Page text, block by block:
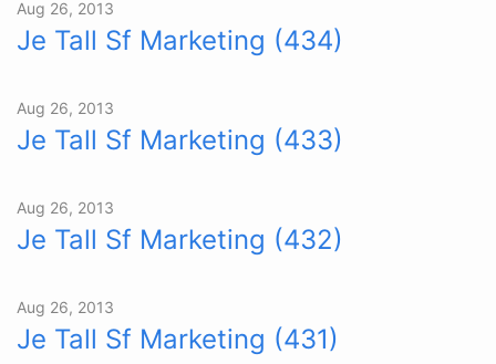
Aug 26, 2013
Je Tall Sf Marketing (434)
Aug 26, 2013
Je Tall Sf Marketing (433)
Aug 26, 2013
Je Tall Sf Marketing (432)
Aug 26, 2013
Je Tall Sf Marketing (431)